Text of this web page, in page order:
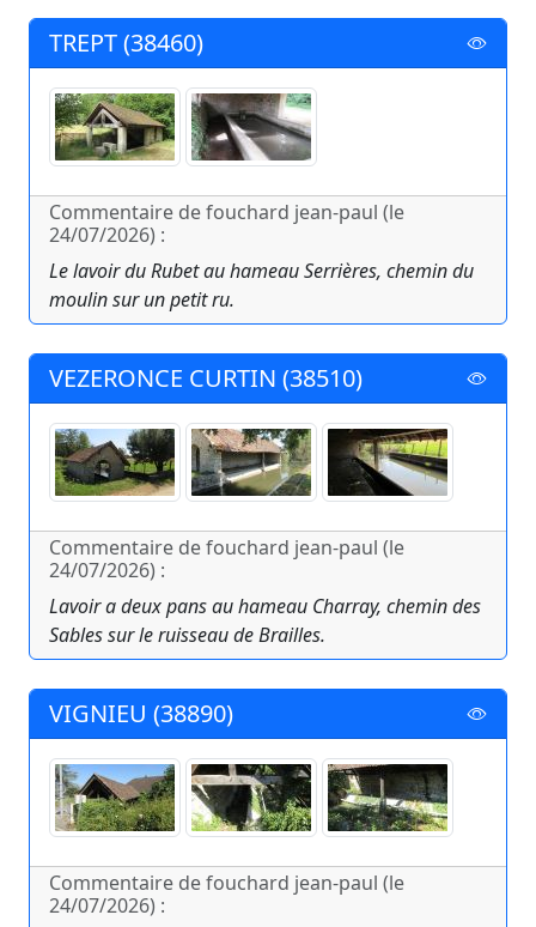
TREPT (38460)
Commentaire de fouchard jean-paul (le
24/07/2026) :
Le lavoir du Rubet au hameau Serrières, chemin du
moulin sur un petit ru.
VEZERONCE CURTIN (38510)
Commentaire de fouchard jean-paul (le
24/07/2026) :
Lavoir a deux pans au hameau Charray, chemin des
Sables sur le ruisseau de Brailles.
VIGNIEU (38890)
Commentaire de fouchard jean-paul (le
24/07/2026) :